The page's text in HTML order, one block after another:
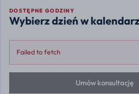
DOSTĘPNE GODZINY
Wybierz dzień w
Failed to fetch
Umów konsultację